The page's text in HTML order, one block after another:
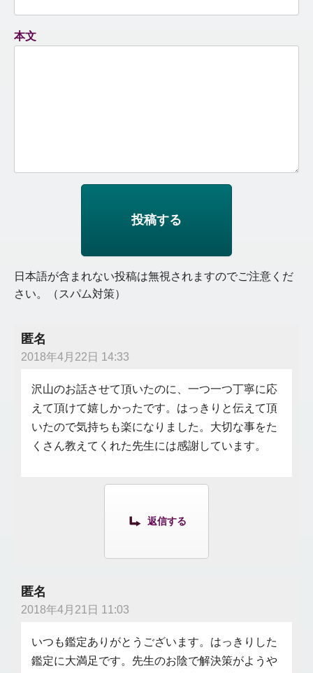
本文
日本語が含まれない投稿は無視されますのでご注意くだ
さい。（スパム対策）
匿名
2018年4月22日 14:33
沢山のお話させて頂いたのに、一つ一つ丁寧に応
えて頂けて嬉しかったです。はっきりと伝えて頂
いたので気持ちも楽になりました。大切な事をた
くさん教えてくれた先生には感謝しています。
返信する
匿名
2018年4月21日 11:03
いつも鑑定ありがとうございます。はっきりした
鑑定に大満足です。先生のお陰で解決策がようや